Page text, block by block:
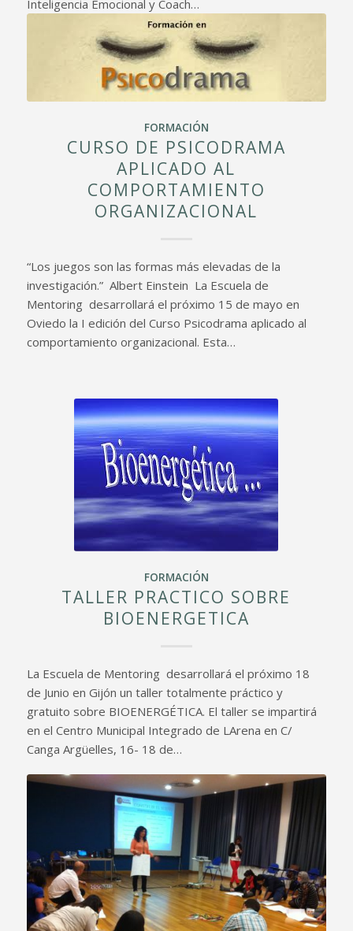
Inteligencia Emocional y Coach…
FORMACIÓN
CURSO DE PSICODRAMA
APLICADO AL
COMPORTAMIENTO
ORGANIZACIONAL
“Los juegos son las formas más elevadas de la
investigación.” Albert Einstein La Escuela de
Mentoring desarrollará el próximo 15 de mayo en
Oviedo la I edición del Curso Psicodrama aplicado al
comportamiento organizacional. Esta…
FORMACIÓN
TALLER PRACTICO SOBRE
BIOENERGETICA
La Escuela de Mentoring desarrollará el próximo 18
de Junio en Gijón un taller totalmente práctico y
gratuito sobre BIOENERGÉTICA. El taller se impartirá
en el Centro Municipal Integrado de LArena en C/
Canga Argüelles, 16- 18 de…